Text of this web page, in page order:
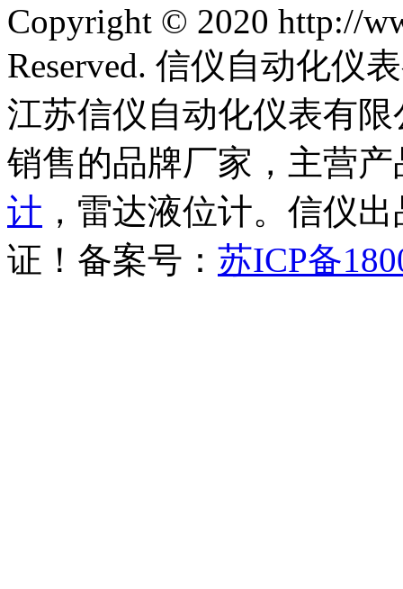
Copyright © 2020 http://
Reserved. 信仪自动化仪
江苏信仪自动化仪表有
销售的品牌厂家，主营产
计 ，雷达液位计。信仪
证！备案号： 苏ICP备